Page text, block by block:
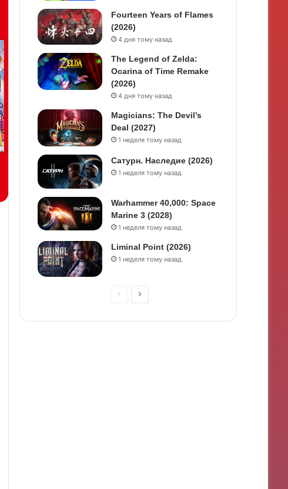
Fourteen Years of Flames
(2026)
4 дня тому назад
The Legend of Zelda:
Ocarina of Time Remake
(2026)
4 дня тому назад
Magicians: The Devil’s
Deal (2027)
1 неделя тому назад
Сатурн. Наследие (2026)
1 неделя тому назад
Warhammer 40,000: Space
Marine 3 (2028)
1 неделя тому назад
Liminal Point (2026)
1 неделя тому назад